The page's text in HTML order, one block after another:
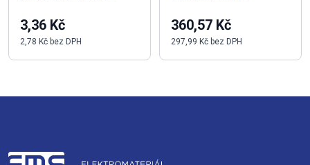
3,36 Kč
2,78 Kč bez DPH
360,57 Kč
297,99 Kč bez DPH